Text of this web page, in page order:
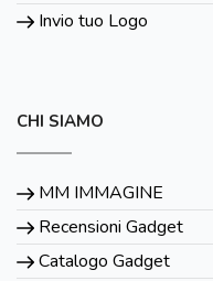
Invio tuo Logo
CHI SIAMO
MM IMMAGINE
Recensioni Gadget
Catalogo Gadget